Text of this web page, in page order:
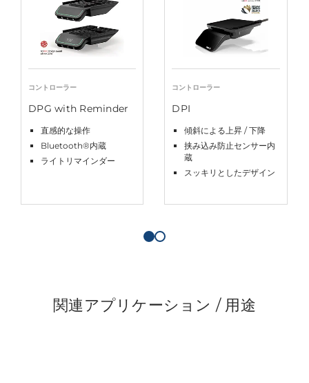
コントローラー
DPG with Reminder
直感的な操作
Bluetooth®内蔵
ライトリマインダー
コントローラー
DPI
傾斜による上昇 / 下降
挟み込み防止センサー内
蔵
スッキリとしたデザイン
関連アプリケーション / 用途